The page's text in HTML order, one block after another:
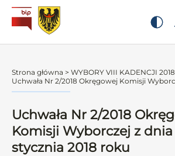
Strona główna > WYBORY VIII KADENCJI 2018
Uchwała Nr 2/2018 Okręgowej Komisji
Uchwała Nr 2/2018
Komisji Wyborczej z dnia
stycznia 2018 roku